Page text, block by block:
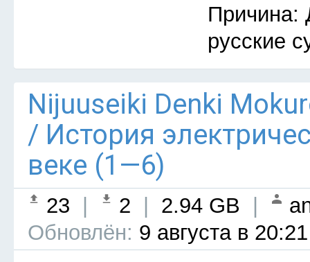
Причина:
русские
Nijuuseiki Denki
/ История
веке (1—6)
23 2 2.94 GB
Обновлён: 9 августа в 20:21